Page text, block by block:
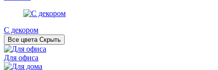
С декором
Все цвета Скрыть
Для офиса